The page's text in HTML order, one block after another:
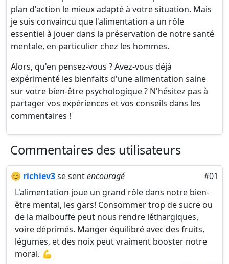
plan d'action le mieux adapté à votre situation. Mais
je suis convaincu que l'alimentation a un rôle
essentiel à jouer dans la préservation de notre santé
mentale, en particulier chez les hommes.
Alors, qu'en pensez-vous ? Avez-vous déjà
expérimenté les bienfaits d'une alimentation saine
sur votre bien-être psychologique ? N'hésitez pas à
partager vos expériences et vos conseils dans les
commentaires !
Commentaires des utilisateurs
😊 richiev3se sentencouragé
#01
L'alimentation joue un grand rôle dans notre bien-
être mental, les gars! Consommer trop de sucre ou
de la malbouffe peut nous rendre léthargiques,
voire déprimés. Manger équilibré avec des fruits,
légumes, et des noix peut vraiment booster notre
moral. 💪